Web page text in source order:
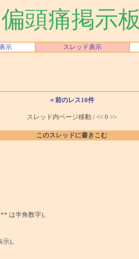
偏頭痛掲示板
示 スレッド表示
＜前のレス10件
スレッド内ページ移動 / << 0 >>
このスレッドに書きこむ
は半角数字)。
)。